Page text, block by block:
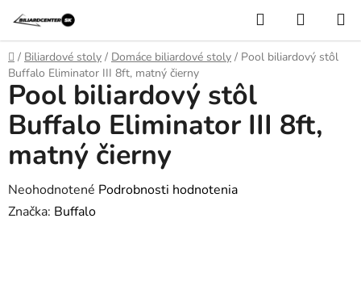
obsah
Hľadať
KOŠÍK
Domov
/ Biliardové stoly / Domáce biliardové stoly / Pool biliardový stôl
Buffalo Eliminator III 8ft, matný čierny
Pool biliardový stôl
Buffalo Eliminator III 8ft,
matný čierny
Priemerné
hodnotenie
Neohodnotené Podrobnosti hodnotenia
Značka: Buffalo